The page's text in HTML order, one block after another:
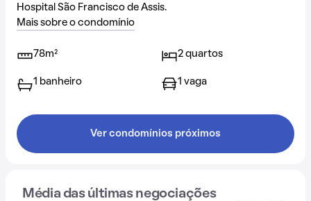
Hospital São Francisco de Assis.
Mais sobre o condomínio
78m² 2 quartos
1 banheiro 1 vaga
Ver condomínios próximos
Média das últimas negociações